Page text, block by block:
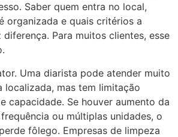
Saber quem entra no local,
organizada e quais critérios a
Para muitos clientes, esse
Uma diarista pode atender muito
localizada, mas tem limitação
capacidade. Se houver aumento da
ou múltiplas unidades, o
fôlego. Empresas de limpeza